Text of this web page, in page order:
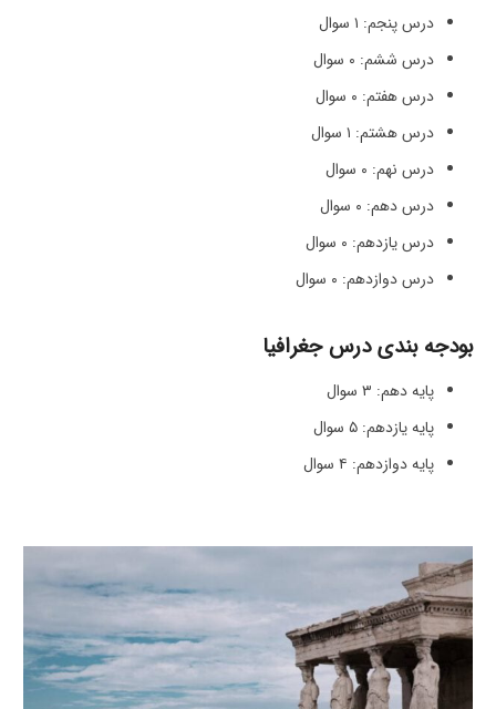
درس پنجم: ۱ سوال
درس ششم: ۰ سوال
درس هفتم: ۰ سوال
درس هشتم: ۱ سوال
درس نهم: ۰ سوال
درس دهم: ۰ سوال
درس یازدهم: ۰ سوال
درس دوازدهم: ۰ سوال
بودجه بندی درس جغرافیا
پایه دهم: ۳ سوال
پایه یازدهم: ۵ سوال
پایه دوازدهم: ۴ سوال